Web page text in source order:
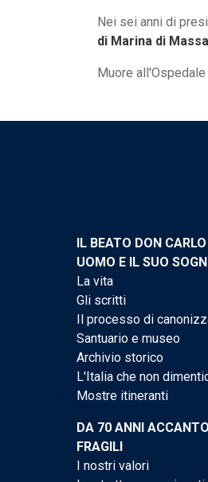
Nei sei anni di
di Marina di Massa
Muore
IL BEATO DON
UOMO E IL SUO
La vita
Gli scritti
Il processo di
Santuario e museo
Archivio storico
L'Italia che non
Mostre itineranti
DA 70 ANNI
FRAGILI
I nostri valori